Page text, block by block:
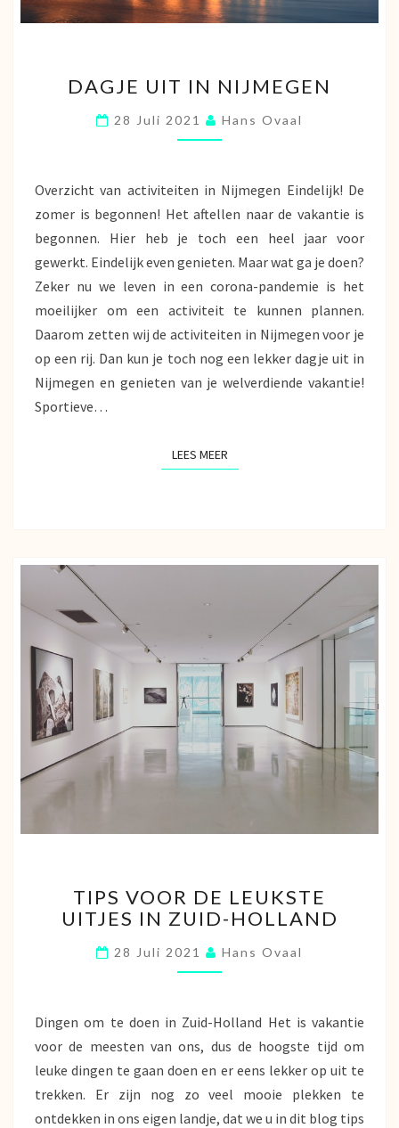
UIT
NIJMEGEN
DAGJE UIT IN NIJMEGEN
28 Juli 2021 Hans Ovaal
Overzicht van activiteiten in Nijmegen Eindelijk! De
zomer is begonnen! Het aftellen naar de vakantie is
begonnen. Hier heb je toch een heel jaar voor
gewerkt. Eindelijk even genieten. Maar wat ga je doen?
Zeker nu we leven in een corona-pandemie is het
moeilijker om een activiteit te kunnen plannen.
Daarom zetten wij de activiteiten in Nijmegen voor je
op een rij. Dan kun je toch nog een lekker dagje uit in
Nijmegen en genieten van je welverdiende vakantie!
Sportieve…
LEES MEERLEES MEER
VOOR
DE
UITJES
IN
HOLLAND
TIPS VOOR DE LEUKSTE
UITJES IN ZUID-HOLLAND
28 Juli 2021 Hans Ovaal
Dingen om te doen in Zuid-Holland Het is vakantie
voor de meesten van ons, dus de hoogste tijd om
leuke dingen te gaan doen en er eens lekker op uit te
trekken. Er zijn nog zo veel mooie plekken te
ontdekken in ons eigen landje, dat we u in dit blog tips